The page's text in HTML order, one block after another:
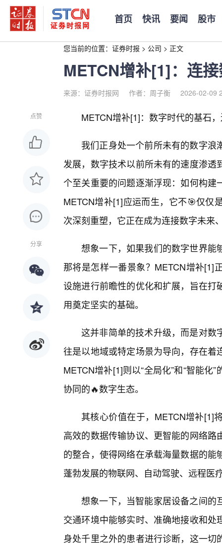
首页 快讯 要闻 股市
您当前的位置： 证券时报 > 公司 > 正文
METCN增补[1]：连
来源：证券时报网 作者：周子衡 2026-02-09
点赞
分享
METCN增补[1]：数字时代的基石
我们正身处一个前所未有的数字
发展，数字技术以前所未有的速度渗
个至关重要的问题逐渐浮现：如何构
METCN增补[1]应运而生，它不🎯仅仅
次深刻重塑，它正在成为连接数字未来
想象一下，如果我们的数字世界能
那将是怎样一番景象？METCN增补[1]
设施进行前瞻性的优化和扩展，旨在
用奠定坚实的基础。
这并非简单的技术升级，而是对数
往是以地域或特定场景为导向，存在
METCN增补[1]则以“全局化”和“智能
协同的🔥数字生态。
其核心价值在于，METCN增补[1]
高效的数据传输协议、更智能的网络
的整合，使得网络在承载海量数据的
蓬勃发展的物联网、自动驾驶、远程医
想象一下，当智能家居设备之间的
交通环境中能够实时、准确地接收和
身处千里之外的患者进行诊断，这一